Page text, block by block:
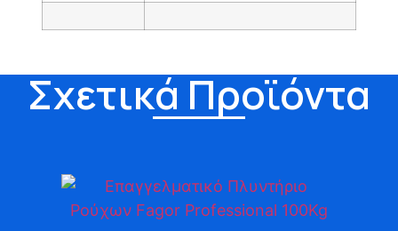
Σχετικά Προϊόντα